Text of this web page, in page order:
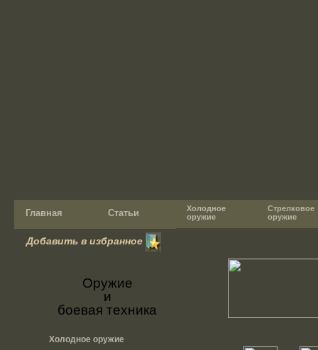
Главная Статьи
Холодное
оружие
Стрелковое
оружие
Добавить в избранное
Оружие
и
боевая техника
Холодное оружие